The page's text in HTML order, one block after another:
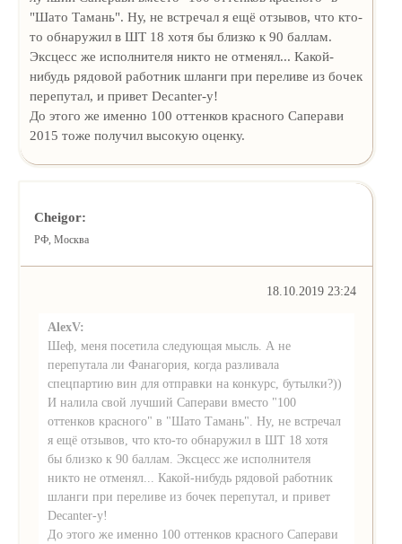
"Шато Тамань". Ну, не встречал я ещё отзывов, что кто-
то обнаружил в ШТ 18 хотя бы близко к 90 баллам.
Эксцесс же исполнителя никто не отменял... Какой-
нибудь рядовой работник шланги при переливе из бочек
перепутал, и привет Decanter-у!
До этого же именно 100 оттенков красного Саперави
2015 тоже получил высокую оценку.
Cheigor:
РФ, Москва
18.10.2019 23:24
AlexV:
Шеф, меня посетила следующая мысль. А не
перепутала ли Фанагория, когда разливала
спецпартию вин для отправки на конкурс, бутылки?))
И налила свой лучший Саперави вместо "100
оттенков красного" в "Шато Тамань". Ну, не встречал
я ещё отзывов, что кто-то обнаружил в ШТ 18 хотя
бы близко к 90 баллам. Эксцесс же исполнителя
никто не отменял... Какой-нибудь рядовой работник
шланги при переливе из бочек перепутал, и привет
Decanter-у!
До этого же именно 100 оттенков красного Саперави